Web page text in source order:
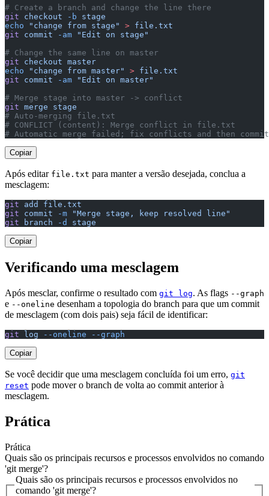
# Create a branch and change the line there
git checkout -b stage
echo "change from stage" > file.txt
git commit -am "Edit on stage"
# Change the same line on master
git checkout master
echo "change from master" > file.txt
git commit -am "Edit on master"
# Merge stage into master -> conflict
git merge stage
# Auto-merging file.txt
# CONFLICT (content): Merge conflict in file.txt
# Automatic merge failed; fix conflicts and then
Copiar
Após editar file.txt para manter a versão desejada, conclua a
mesclagem:
git add
file.txt
git commit -m "Merge stage, keep resolved line"
git branch -d stage
Copiar
Verificando uma mesclagem
Após mesclar, confirme o resultado com git log. As flags --graph
e --oneline desenham a topologia do branch para que um commit
de mesclagem (com dois pais) seja fácil de identificar:
git log --oneline --graph
Copiar
Se você decidir que uma mesclagem concluída foi um erro, git
reset pode mover o branch de volta ao commit anterior à
mesclagem.
Prática
Prática
Quais são os principais recursos e processos envolvidos no comando
'git merge'?
Quais são os principais recursos e processos envolvidos no
comando 'git merge'?